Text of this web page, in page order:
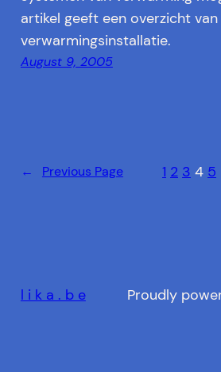
artikel geeft een overzicht van
verwarmingsinstallatie.
August 9, 2005
← Previous Page 1 2 3 4 5
l i k a . b e Proudly